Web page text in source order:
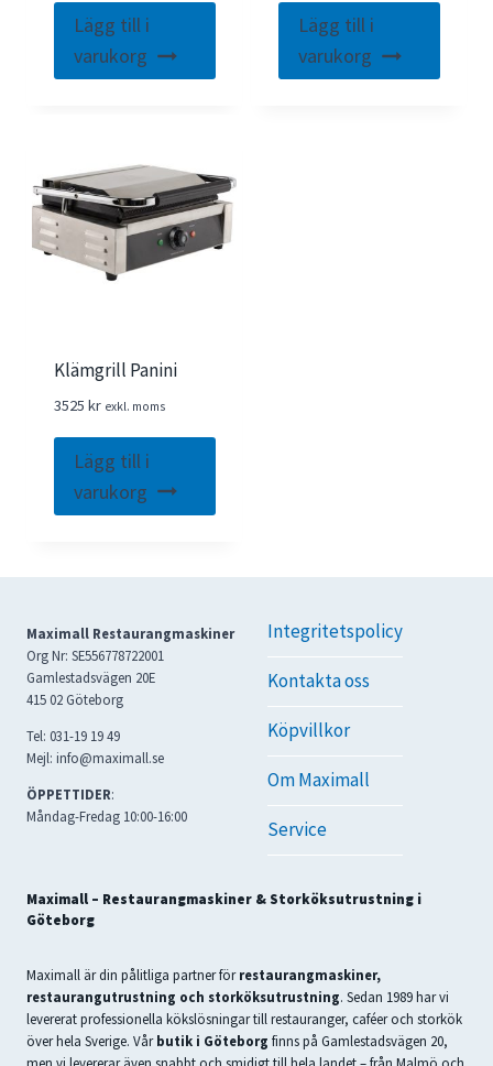
Lägg till i
varukorg
Lägg till i
varukorg
Klämgrill Panini
3525 kr exkl. moms
Lägg till i
varukorg
Maximall Restaurangmaskiner
Org Nr: SE556778722001
Gamlestadsvägen 20E
415 02 Göteborg
Tel: 031-19 19 49
Mejl: info@maximall.se
ÖPPETTIDER:
Måndag-Fredag 10:00-16:00
Integritetspolicy
Kontakta oss
Köpvillkor
Om Maximall
Service
Maximall – Restaurangmaskiner & Storköksutrustning i
Göteborg
Maximall är din pålitliga partner förrestaurangmaskiner,
restaurangutrustning och storköksutrustning. Sedan 1989 har vi
levererat professionella kökslösningar till restauranger, caféer och storkök
över hela Sverige. Vårbutik i Göteborg finns på Gamlestadsvägen 20,